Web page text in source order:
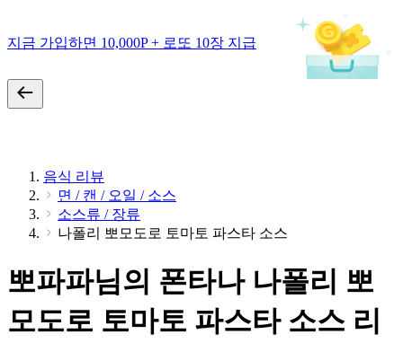
지금 가입하면 10,000P + 로또 10장 지급
음식 리뷰
면 / 캔 / 오일 / 소스
소스류 / 장류
나폴리 뽀모도로 토마토 파스타 소스
뽀파파님의 폰타나 나폴리 뽀
모도로 토마토 파스타 소스 리